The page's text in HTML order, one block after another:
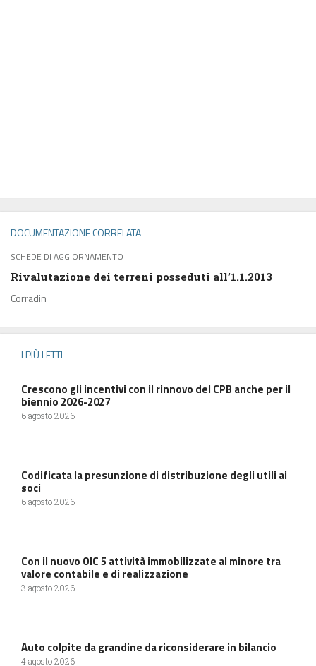
DOCUMENTAZIONE CORRELATA
SCHEDE DI AGGIORNAMENTO
Rivalutazione dei terreni posseduti all’1.1.2013
Corradin
I PIÙ LETTI
Crescono gli incentivi con il rinnovo del CPB anche per il
biennio 2026-2027
6 agosto 2026
Codificata la presunzione di distribuzione degli utili ai
soci
6 agosto 2026
Con il nuovo OIC 5 attività immobilizzate al minore tra
valore contabile e di realizzazione
3 agosto 2026
Auto colpite da grandine da riconsiderare in bilancio
4 agosto 2026